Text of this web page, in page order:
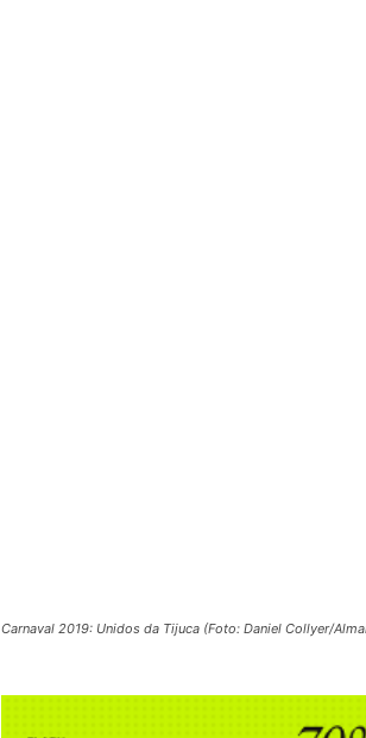
Carnaval 2019: Unidos da Tijuca (Foto: Daniel Collyer/